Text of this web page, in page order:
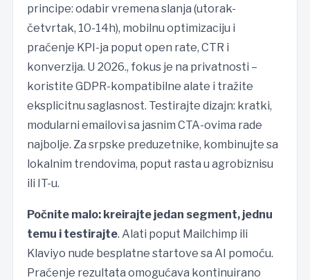
principe: odabir vremena slanja (utorak-
četvrtak, 10-14h), mobilnu optimizaciju i
praćenje KPI-ja poput open rate, CTR i
konverzija. U 2026., fokus je na privatnosti –
koristite GDPR-kompatibilne alate i tražite
eksplicitnu saglasnost. Testirajte dizajn: kratki,
modularni emailovi sa jasnim CTA-ovima rade
najbolje. Za srpske preduzetnike, kombinujte sa
lokalnim trendovima, poput rasta u agrobiznisu
ili IT-u.
Počnite malo: kreirajte jedan segment, jednu
temu i testirajte. Alati poput Mailchimp ili
Klaviyo nude besplatne startove sa AI pomoću.
Praćenje rezultata omogućava kontinuirano